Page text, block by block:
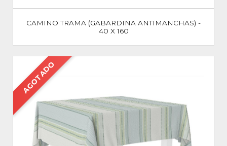
CAMINO TRAMA (GABARDINA ANTIMANCHAS) -
40 X 160
AGOTADO